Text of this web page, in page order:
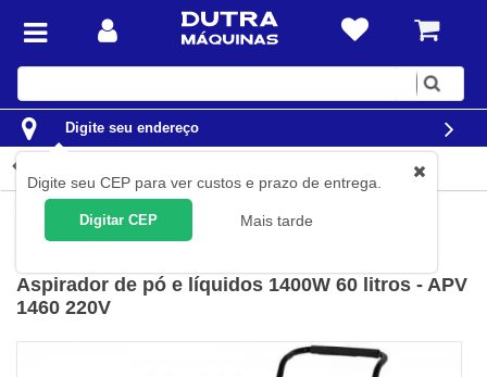
Digite
Digite seu endereço
Digite seu CEP para ver custos e prazo de entrega.
Digitar CEP Mais tarde
Limpeza Aspiradores de Pó Aspiradores de Pó e Líquidos
Aspirador de pó e líquidos 1400W 60 litros - APV
1460 220V